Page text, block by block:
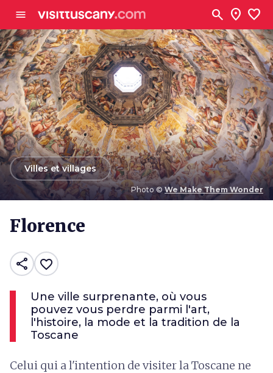
menu search location_on favorite
Photo © We Make Them Wonder
arrow_backVilles et villages
Florence
share favorite_border
Une ville surprenante, où vous
pouvez vous perdre parmi l'art,
l'histoire, la mode et la tradition de la
Toscane
Celui qui a l'intention de visiter la Toscane ne